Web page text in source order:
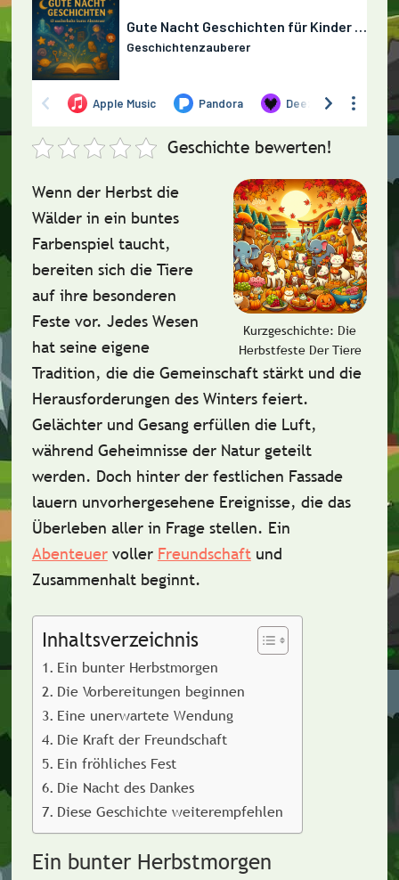
Geschichte bewerten!
Kurzgeschichte: Die
Herbstfeste Der Tiere
Wenn der Herbst die
Wälder in ein buntes
Farbenspiel taucht,
bereiten sich die Tiere
auf ihre besonderen
Feste vor. Jedes Wesen
hat seine eigene
Tradition, die die Gemeinschaft stärkt und die
Herausforderungen des Winters feiert.
Gelächter und Gesang erfüllen die Luft,
während Geheimnisse der Natur geteilt
werden. Doch hinter der festlichen Fassade
lauern unvorhergesehene Ereignisse, die das
Überleben aller in Frage stellen. Ein
Abenteuervoller Freundschaftund
Zusammenhalt beginnt.
Inhaltsverzeichnis
Ein bunter Herbstmorgen
Die Vorbereitungen beginnen
Eine unerwartete Wendung
Die Kraft der Freundschaft
Ein fröhliches Fest
Die Nacht des Dankes
Diese Geschichte weiterempfehlen
Ein bunter Herbstmorgen